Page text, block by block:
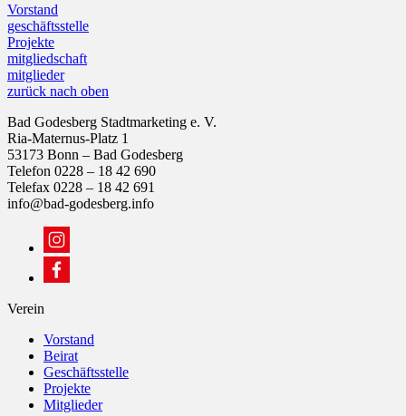
Vorstand
geschäftsstelle
Projekte
mitgliedschaft
mitglieder
zurück nach oben
Bad Godesberg Stadtmarketing e. V.
Ria-Maternus-Platz 1
53173 Bonn – Bad Godesberg
Telefon 0228 – 18 42 690
Telefax 0228 – 18 42 691
info@bad-godesberg.info
Verein
Vorstand
Beirat
Geschäftsstelle
Projekte
Mitglieder